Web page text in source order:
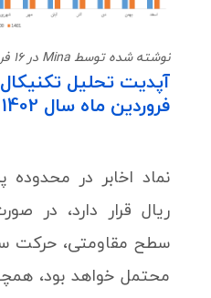
نوشته شده توسط Mina در 16 فروردین 1402
فروردین ماه سال 1402
ریال قرار دارد، در
محتمل خواهد بود،